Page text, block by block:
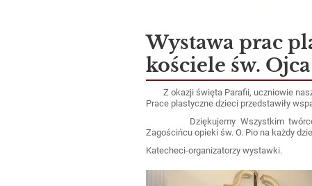
Wystawa prac
kościele św.
Z okazji święta Parafii, uczniowie
Prace plastyczne dzieci przedstawiły
Dziękujemy Wszystkim
Zagościńcu opieki św. O. Pio na każdy
Katecheci-organizatorzy wystawki.